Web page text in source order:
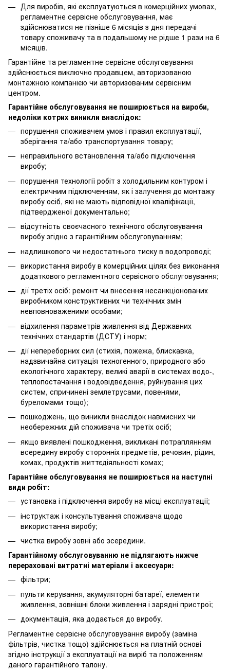
Для виробів, які експлуатуються в комерційних умовах,
регламентне сервісне обслуговування, має
здійснюватися не пізніше 6 місяців з дня передачі
товару споживачу та в подальшому не рідше 1 рази на 6
місяців.
Гарантійне та регламентне сервісне обслуговування
здійснюється виключно продавцем, авторизованою
монтажною компанією чи авторизованим сервісним
центром.
Гарантійне обслуговування не поширюється на вироби,
недоліки котрих виникли внаслідок:
порушення споживачем умов і правил експлуатації,
зберігання та/або транспортування товару;
неправильного встановлення та/або підключення
виробу;
порушення технології робіт з холодильним контуром і
електричним підключенням, як і залучення до монтажу
виробу осіб, які не мають відповідної кваліфікації,
підтвердженої документально;
відсутність своєчасного технічного обслуговування
виробу згідно з гарантійним обслуговуванням;
надлишкового чи недостатнього тиску в водопроводі;
використання виробу в комерційних цілях без виконання
додаткового регламентного сервісного обслуговування;
дії третіх осіб: ремонт чи внесення несанкціонованих
виробником конструктивних чи технічних змін
невповноваженими особами;
відхилення параметрів живлення від Державних
технічних стандартів (ДСТУ) і норм;
дії непереборних сил (стихія, пожежа, блискавка,
надзвичайна ситуація техногенного, природного або
екологічного характеру, великі аварії в системах водо-,
теплопостачання і водовідведення, руйнування цих
систем, спричинені землетрусами, повенями,
буреломами тощо);
пошкоджень, що виникли внаслідок навмисних чи
необережних дій споживача чи третіх осіб;
якщо виявлені пошкодження, викликані потраплянням
всередину виробу сторонніх предметів, речовин, рідин,
комах, продуктів життєдіяльності комах;
Гарантійне обслуговування не поширюється на наступні
види робіт:
установка і підключення виробу на місці експлуатації;
інструктаж і консультування споживача щодо
використання виробу;
чистка виробу зовні або зсередини.
Гарантійному обслуговуванню не підлягають нижче
перераховані витратні матеріали і аксесуари:
фільтри;
пульти керування, акумуляторні батареї, елементи
живлення, зовнішні блоки живлення і зарядні пристрої;
документація, яка додається до виробу.
Регламентне сервісне обслуговування виробу (заміна
фільтрів, чистка тощо) здійснюється на платній основі
згідно інструкції з експлуатації на виріб та положенням
даного гарантійного талону.